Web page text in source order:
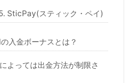
SticPay(スティック・ペイ)
入金ボーナスとは？
よっては出金方法が制限さ